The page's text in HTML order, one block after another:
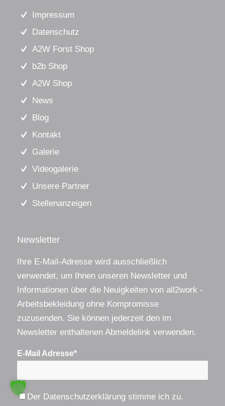
Impressum
Datenschutz
A2W Forst Shop
b2b Shop
A2W Shop
News
Blog
Kontakt
Galerie
Videogalerie
Unsere Partner
Stellenanzeigen
Newsletter
Ihre E-Mail-Adresse wird ausschließlich
verwendet, um Ihnen unseren Newsletter und
Informationen über die Neuigkeiten von all2work -
Arbeitsbekleidung ohne Kompromisse
zuzusenden. Sie können jederzeit den im
Newsletter enthaltenen Abmeldelink verwenden.
E-Mail Adresse*
Der Datenschutzerklärungstimme ich zu.